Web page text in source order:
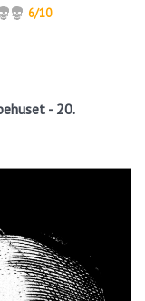
6/10
- 20.